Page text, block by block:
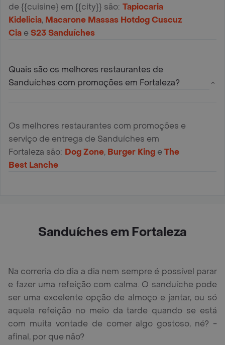
de {{cuisine} em {{city}} são: Tapiocaria
Kidelicia, Macarone Massas Hotdog Cuscuz
Cia eS23 Sanduíches
Quais são os melhores restaurantes de
Sanduíches com promoções em Fortaleza?
Os melhores restaurantes com promoções e
serviço de entrega de Sanduíches em
Fortaleza são: Dog Zone, Burger KingㅤㅤeThe
Best Lanche
Sanduíches em Fortaleza
Na correria do dia a dia nem sempre é possível parar
e fazer uma refeição com calma. O sanduíche pode
ser uma excelente opção de almoço e jantar, ou só
aquela refeição no meio da tarde quando se está
com muita vontade de comer algo gostoso, né? -
afinal, por que não?